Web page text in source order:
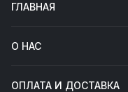
ГЛАВНАЯ
О НАС
ОПЛАТА И ДОСТАВКА